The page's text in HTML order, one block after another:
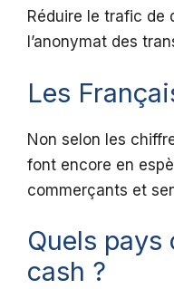
Réduire le trafic de
l’anonymat des
Les
Non selon les
font encore en
commerçants et
Quels
cash ?